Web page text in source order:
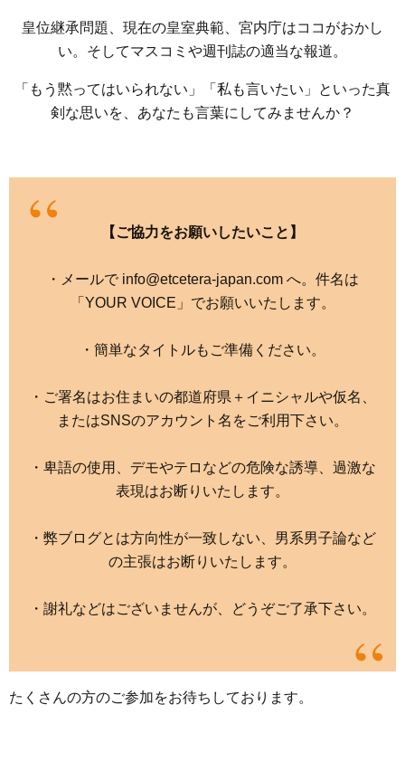
皇位継承問題、現在の皇室典範、宮内庁はココがおかし
い。そしてマスコミや週刊誌の適当な報道。
「もう黙ってはいられない」「私も言いたい」といった真
剣な思いを、あなたも言葉にしてみませんか？
【ご協力をお願いしたいこと】
・メールで info@etcetera-japan.com へ。件名は
「YOUR VOICE」でお願いいたします。
・簡単なタイトルもご準備ください。
・ご署名はお住まいの都道府県＋イニシャルや仮名、
またはSNSのアカウント名をご利用下さい。
・卑語の使用、デモやテロなどの危険な誘導、過激な
表現はお断りいたします。
・弊ブログとは方向性が一致しない、男系男子論など
の主張はお断りいたします。
・謝礼などはございませんが、どうぞご了承下さい。
たくさんの方のご参加をお待ちしております。